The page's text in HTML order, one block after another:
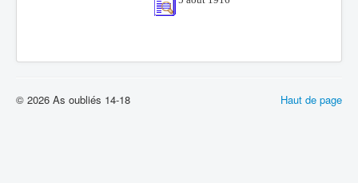
Haut de page
© 2026 As oubliés 14-18